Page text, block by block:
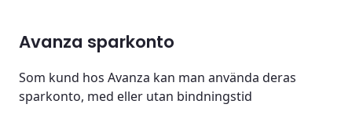
Avanza sparkonto
Som kund hos Avanza kan man använda deras
sparkonto, med eller utan bindningstid